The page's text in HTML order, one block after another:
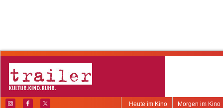
Morgen im Kino
Heute im Kino